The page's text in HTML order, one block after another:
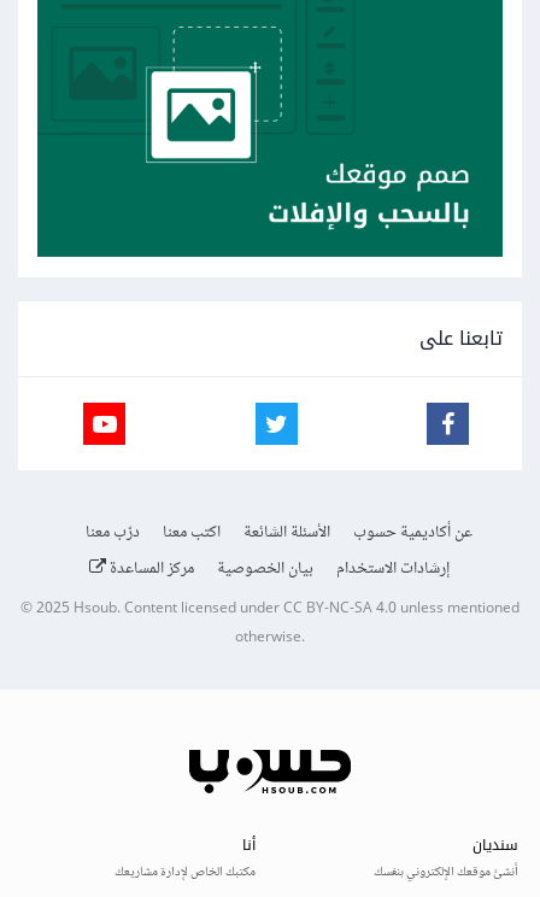
تابعنا على
عن أكاديمية حسوب الأسئلة الشائعة اكتب معنا
درّب معنا
إرشادات الاستخدام
بيان الخصوصية مركز المساعدة
© 2025Hsoub.Content licensed underCC BY-NC-SA 4.0unless mentioned
otherwise.